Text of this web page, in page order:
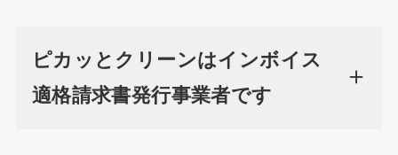
ピカッとクリーンはインボイス
適格請求書発行事業者です